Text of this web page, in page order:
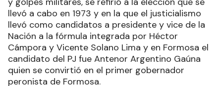
llevó a cabo en 1973 y en la que el justicialismo
llevó como candidatos a presidente y vice de la
Nación a la fórmula integrada por Héctor
Cámpora y Vicente Solano Lima y en Formosa el
candidato del PJ fue Antenor Argentino Gaúna
quien se convirtió en el primer gobernador
peronista de Formosa.